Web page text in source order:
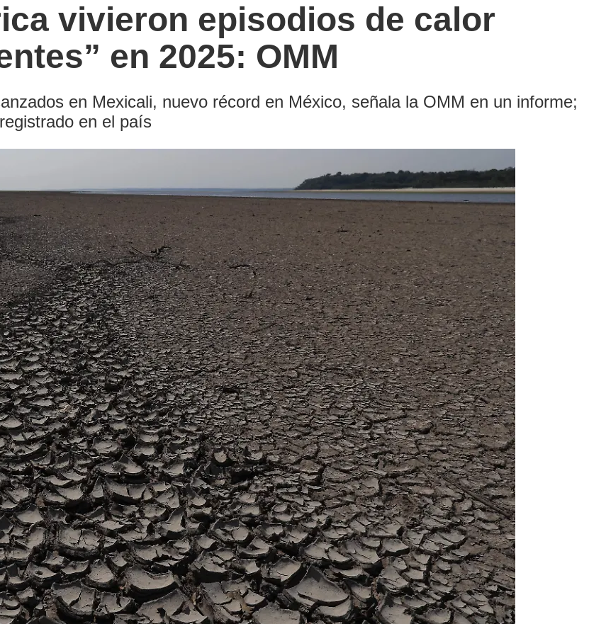
vivieron episodios de calor
en 2025: OMM
en Mexicali, nuevo récord en México, señala la OMM en un informe;
en el país